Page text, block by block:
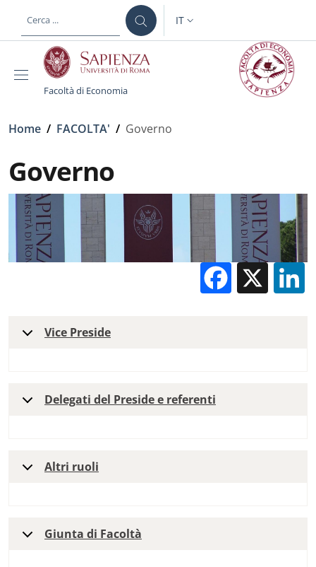
al contenuto principale
SELETTORE LINGUA:
IT
Facoltà di Economia
Briciole di pane
Home / FACOLTA' / Governo
Governo
X
Vice Preside
Delegati del Preside e referenti
Altri ruoli
Giunta di Facoltà